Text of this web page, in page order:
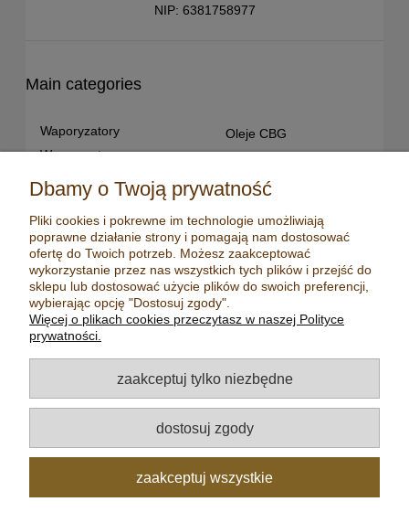
NIP: 6381758977
Main categories
Waporyzatory
Waporyzatory
Waporyzatory manualne
Waporyzatory
stacjonarne
Premium vaporizers
Waporyzatory
konwekcyjne
Zestawy z
waporyzatorem
Oleje CBD 5%
Oleje CBG
Susz konopny
CBD dla zwierząt
Młynki/ Grindery
Zapalniczki
Maści konopne
Mydła konopne
Aromatyzery
Olejki eteryczne
Herbaty
Dbamy o Twoją prywatność
Pliki cookies i pokrewne im technologie umożliwiają
poprawne działanie strony i pomagają nam dostosować
ofertę do Twoich potrzeb. Możesz zaakceptować
wykorzystanie przez nas wszystkich tych plików i przejść do
sklepu lub dostosować użycie plików do swoich preferencji,
wybierając opcję "Dostosuj zgody".
Więcej o plikach cookies przeczytasz w naszej Polityce
prywatności.
zaakceptuj tylko niezbędne
dostosuj zgody
zaakceptuj wszystkie